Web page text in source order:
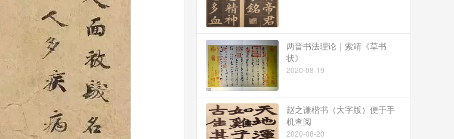
两晋书法理论｜索靖《草书
状》
2020-08-19
赵之谦楷书（大字版）便于手
机查阅
2020-08-20